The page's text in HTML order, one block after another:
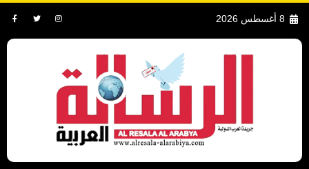
8 أغسطس 2026